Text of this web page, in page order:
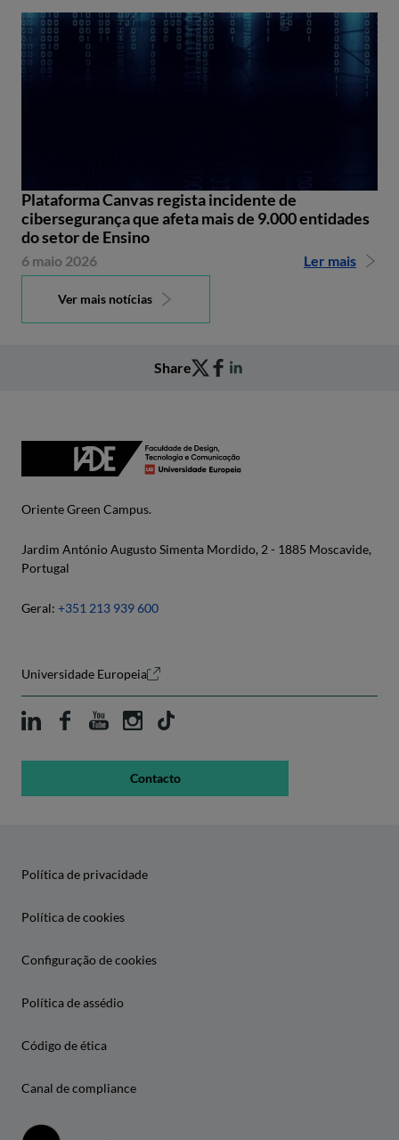
Plataforma Canvas regista incidente de
cibersegurança que afeta mais de 9.000 entidades
do setor de Ensino
6 maio 2026 Ler mais
Ver mais notícias
Share
Oriente Green Campus.
Jardim António Augusto Simenta Mordido, 2 - 1885 Moscavide,
Portugal
Geral: +351 213 939 600
Universidade Europeia
Contacto
Política de privacidade
Política de cookies
Configuração de cookies
Política de assédio
Código de ética
Canal de compliance